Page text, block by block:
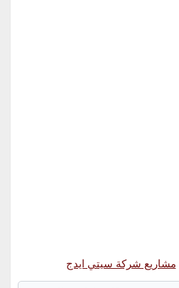
مشاريع شركة سيتي ايدج